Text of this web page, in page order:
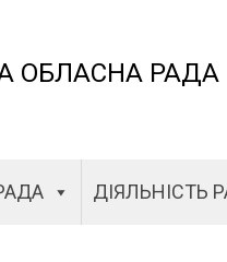
ОБЛАСНА РАДА
ДІЯЛЬНІСТЬ